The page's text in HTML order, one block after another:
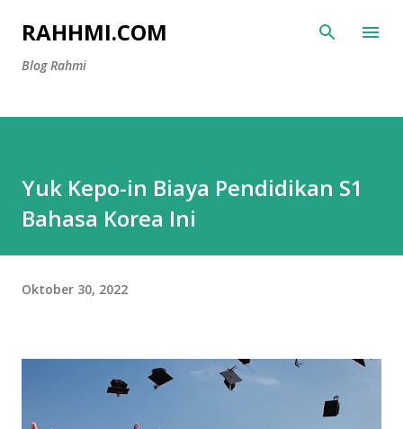
Langsung ke konten utama
RAHHMI.COM
Blog Rahmi
Yuk Kepo-in Biaya Pendidikan S1
Bahasa Korea Ini
Oktober 30, 2022